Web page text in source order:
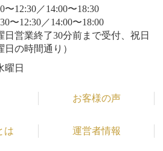
〜12:30／14:00〜18:30
〜12:30／14:00〜18:00
日営業終了30分前まで受付、祝日
日の時間通り）
曜日
お客様の声
は 運営者情報